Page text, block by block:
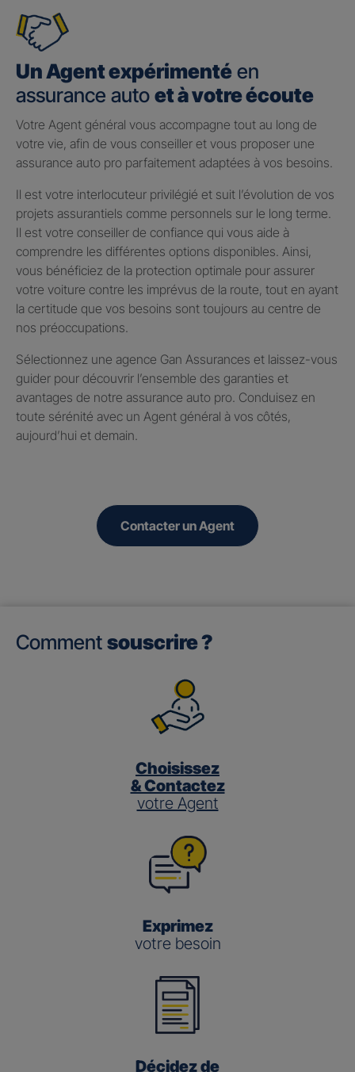
Un Agent expérimenté en
assurance auto et à votre écoute
Votre Agent général vous accompagne tout au long de
votre vie, afin de vous conseiller et vous proposer une
assurance auto pro parfaitement adaptées à vos besoins.
Il est votre interlocuteur privilégié et suit l’évolution de vos
projets assurantiels comme personnels sur le long terme.
Il est votre conseiller de confiance qui vous aide à
comprendre les différentes options disponibles. Ainsi,
vous bénéficiez de la protection optimale pour assurer
votre voiture contre les imprévus de la route, tout en ayant
la certitude que vos besoins sont toujours au centre de
nos préoccupations.
Sélectionnez une agence Gan Assurances et laissez-vous
guider pour découvrir l’ensemble des garanties et
avantages de notre assurance auto pro. Conduisez en
toute sérénité avec un Agent général à vos côtés,
aujourd’hui et demain.
Contacter un Agent
Comment souscrire ?
Choisissez
& Contactez
votre Agent
Exprimez
votre besoin
Décidez de